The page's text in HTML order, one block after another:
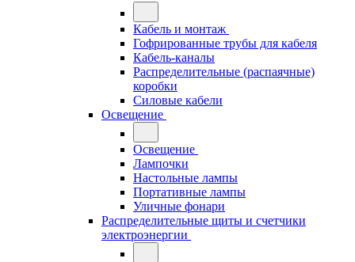
Кабель и монтаж
Гофрированные трубы для кабеля
Кабель-каналы
Распределительные (распаячные)
коробки
Силовые кабели
Освещение
Освещение
Лампочки
Настольные лампы
Портативные лампы
Уличные фонари
Распределительные щиты и счетчики
электроэнергии